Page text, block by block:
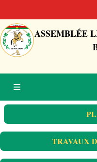
ASSEMBLÉE
TRAVAUX